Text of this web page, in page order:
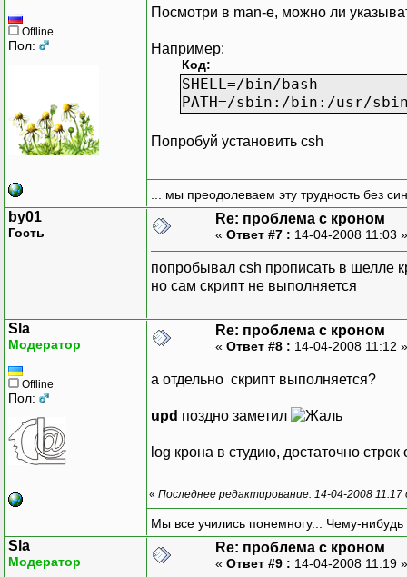
Offline
Пол:
Посмотри в man-е, можно ли
Например:
Код:
SHELL=/bin/bash
PATH=/sbin:/bin:/usr/
Попробуй установить csh
... мы преодолеваем эту трудность без
by01
Гость
Re: проблема с кроном
« Ответ #7 : 14-04-2008 11:03
попробывал csh прописать в шелле
но сам скрипт не выполняется
Sla
Модератор
Offline
Пол:
Re: проблема с кроном
« Ответ #8 : 14-04-2008 11:12
а отдельно скрипт выполняется?
upd поздно заметил
log крона в студию, достаточно
« Последнее редактирование: 14-04-2008 11:17
Мы все учились понемногу... Чему-нибудь
Sla
Модератор
Re: проблема с кроном
« Ответ #9 : 14-04-2008 11:19